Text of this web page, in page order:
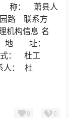
称： 萧县人
路 联系方
构信息 名
司 地 址：
式： 杜工
人： 杜
0 0